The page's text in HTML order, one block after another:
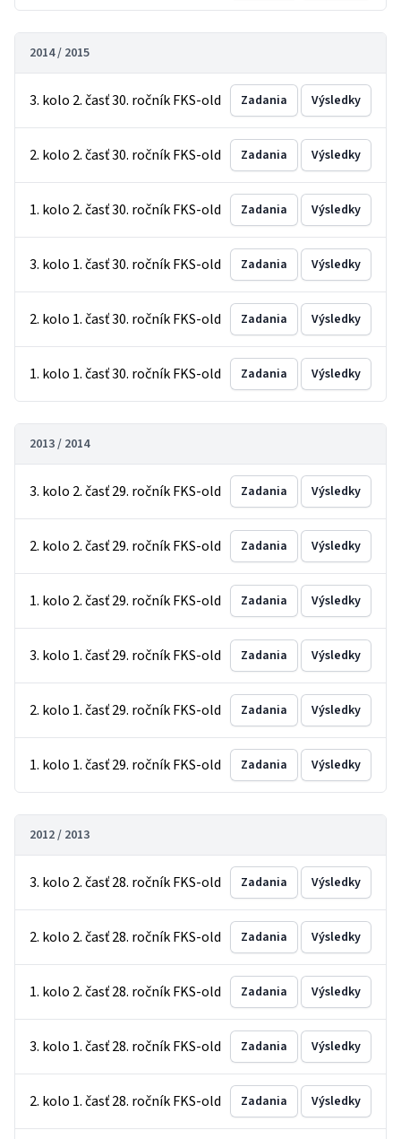
2014 / 2015
3. kolo 2. časť 30. ročník FKS-old Zadania Výsledky
2. kolo 2. časť 30. ročník FKS-old Zadania Výsledky
1. kolo 2. časť 30. ročník FKS-old Zadania Výsledky
3. kolo 1. časť 30. ročník FKS-old Zadania Výsledky
2. kolo 1. časť 30. ročník FKS-old Zadania Výsledky
1. kolo 1. časť 30. ročník FKS-old Zadania Výsledky
2013 / 2014
3. kolo 2. časť 29. ročník FKS-old Zadania Výsledky
2. kolo 2. časť 29. ročník FKS-old Zadania Výsledky
1. kolo 2. časť 29. ročník FKS-old Zadania Výsledky
3. kolo 1. časť 29. ročník FKS-old Zadania Výsledky
2. kolo 1. časť 29. ročník FKS-old Zadania Výsledky
1. kolo 1. časť 29. ročník FKS-old Zadania Výsledky
2012 / 2013
3. kolo 2. časť 28. ročník FKS-old Zadania Výsledky
2. kolo 2. časť 28. ročník FKS-old Zadania Výsledky
1. kolo 2. časť 28. ročník FKS-old Zadania Výsledky
3. kolo 1. časť 28. ročník FKS-old Zadania Výsledky
2. kolo 1. časť 28. ročník FKS-old Zadania Výsledky